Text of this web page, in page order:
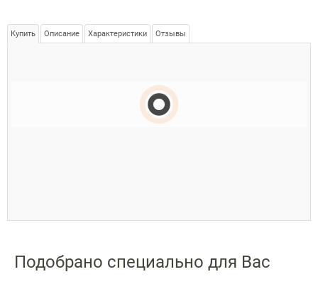
Купить Описание Характеристики Отзывы
Подобрано специально для Вас